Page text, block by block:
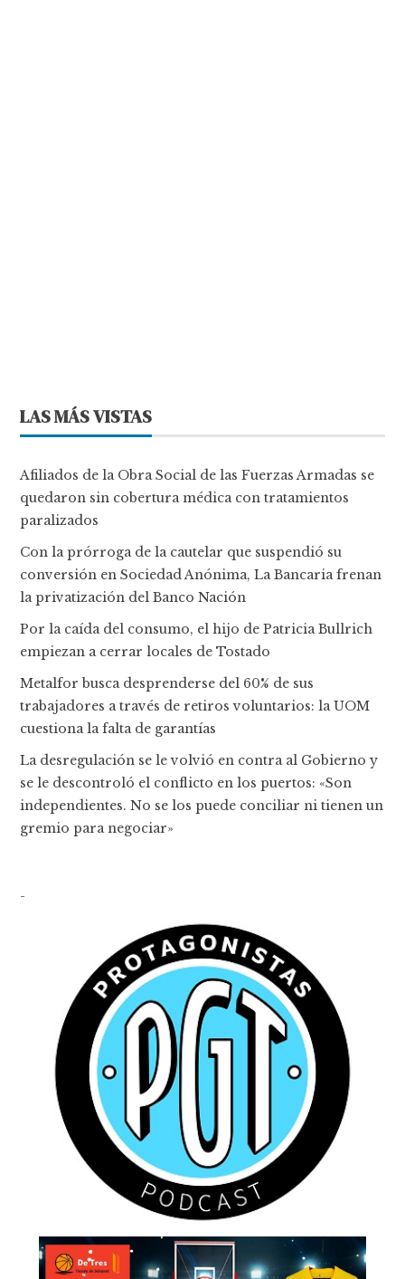
LAS MÁS VISTAS
Afiliados de la Obra Social de las Fuerzas Armadas se
quedaron sin cobertura médica con tratamientos
paralizados
Con la prórroga de la cautelar que suspendió su
conversión en Sociedad Anónima, La Bancaria frenan
la privatización del Banco Nación
Por la caída del consumo, el hijo de Patricia Bullrich
empiezan a cerrar locales de Tostado
Metalfor busca desprenderse del 60% de sus
trabajadores a través de retiros voluntarios: la UOM
cuestiona la falta de garantías
La desregulación se le volvió en contra al Gobierno y
se le descontroló el conflicto en los puertos: «Son
independientes. No se los puede conciliar ni tienen un
gremio para negociar»
-